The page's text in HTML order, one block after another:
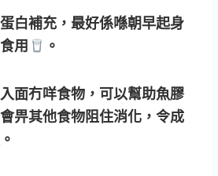
白補充，最好係喺朝早起身
用
。
面冇咩食物，可以幫助魚膠
畀其他食物阻住消化，令成